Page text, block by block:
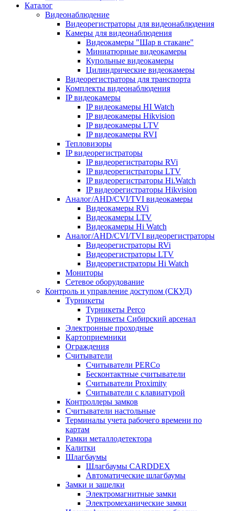
Каталог
Видеонаблюдение
Видеорегистраторы для видеонаблюдения
Камеры для видеонаблюдения
Видеокамеры "Шар в стакане"
Миниатюрные видеокамеры
Купольные видеокамеры
Цилиндрические видеокамеры
Видеорегистраторы для транспорта
Комплекты видеонаблюдения
IP видеокамеры
IP видеокамеры HI Watch
IP видеокамеры Hikvision
IP видеокамеры LTV
IP видеокамеры RVI
Тепловизоры
IP видеорегистраторы
IP видеорегистраторы RVi
IP видеорегистраторы LTV
IP видеорегистраторы Hi.Watch
IP видеорегистраторы Hikvision
Аналог/AHD/CVI/TVI видеокамеры
Видеокамеры RVi
Видеокамеры LTV
Видеокамеры Hi Watch
Аналог/AHD/CVI/TVI видеорегистраторы
Видеорегистраторы RVi
Видеорегистраторы LTV
Видеорегистраторы Hi Watch
Мониторы
Сетевое оборудование
Контроль и управление доступом (СКУД)
Турникеты
Турникеты Perco
Турникеты Сибирский арсенал
Электронные проходные
Картоприемники
Ограждения
Считыватели
Считыватели PERCo
Бесконтактные считыватели
Считыватели Proximity
Считыватели с клавиатурой
Контроллеры замков
Считыватели настольные
Терминалы учета рабочего времени по
картам
Рамки металлодетектора
Калитки
Шлагбаумы
Шлагбаумы CARDDEX
Автоматические шлагбаумы
Замки и защелки
Электромагнитные замки
Электромеханические замки